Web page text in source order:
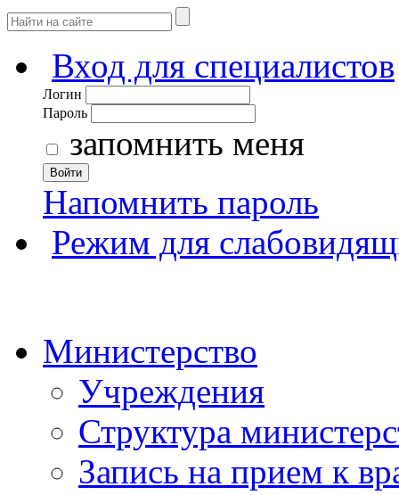
Вход для специалистов
Логин
Пароль
запомнить меня
Войти
Напомнить пароль
Режим для
Министерство
Учреждения
Структура
Запись на прием к